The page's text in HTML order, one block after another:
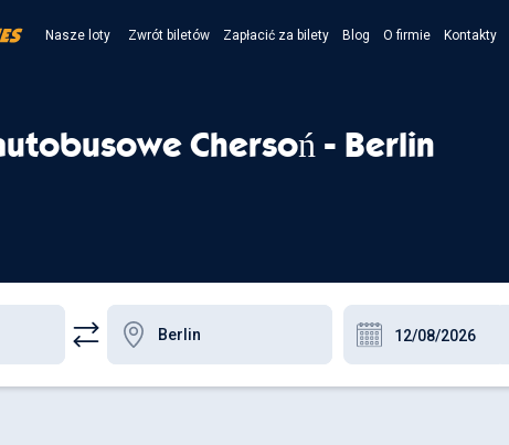
Nasze loty Zwrót biletów Zapłacić za bilety Blog O firmie Kontakty
Chersoń - Berlin